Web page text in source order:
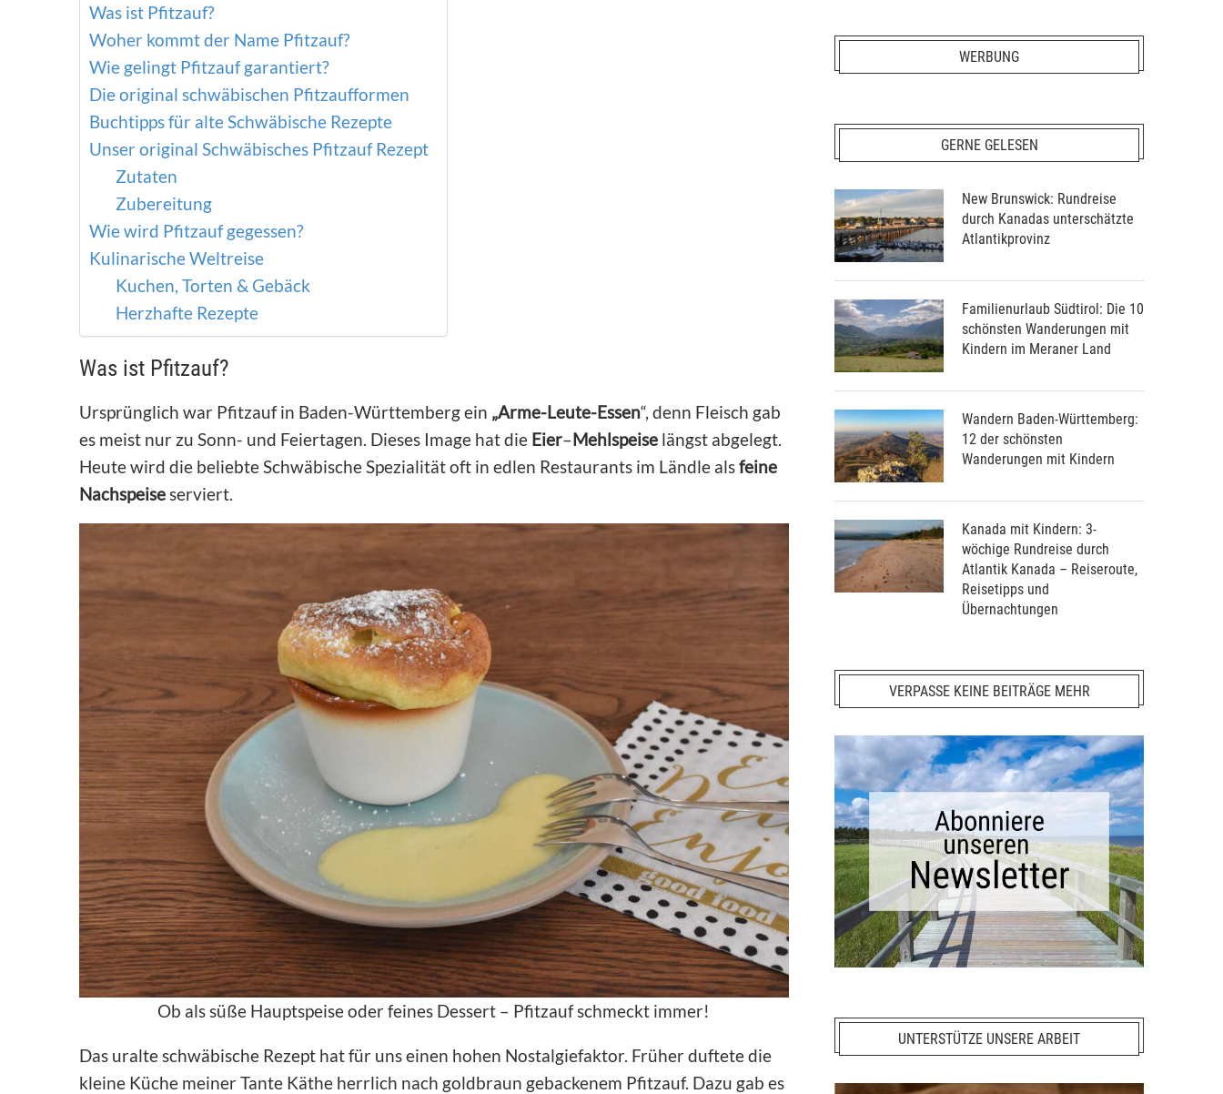
Was ist Pfitzauf?
Woher kommt der Name Pfitzauf?
Wie gelingt Pfitzauf garantiert?
Die original schwäbischen Pfitzaufformen
Buchtipps für alte Schwäbische Rezepte
Unser original Schwäbisches Pfitzauf Rezept
Zutaten
Zubereitung
Wie wird Pfitzauf gegessen?
Kulinarische Weltreise
Kuchen, Torten & Gebäck
Herzhafte Rezepte
Was ist Pfitzauf?
Ursprünglich war Pfitzauf in Baden-Württemberg ein „Arme-Leute-Essen“, denn Fleisch gab
es meist nur zu Sonn- und Feiertagen. Dieses Image hat die Eier–Mehlspeise längst abgelegt.
Heute wird die beliebte Schwäbische Spezialität oft in edlen Restaurants im Ländle alsfeine
Nachspeise serviert.
Ob als süße Hauptspeise oder feines Dessert – Pfitzauf schmeckt immer!
Das uralte schwäbische Rezept hat für uns einen hohen Nostalgiefaktor. Früher duftete die
kleine Küche meiner Tante Käthe herrlich nach goldbraun gebackenem Pfitzauf. Dazu gab es
WERBUNG
GERNE GELESEN
New Brunswick: Rundreise
durch Kanadas unterschätzte
Atlantikprovinz
Familienurlaub Südtirol: Die 10
schönsten Wanderungen mit
Kindern im Meraner Land
Wandern Baden-Württemberg:
12 der schönsten
Wanderungen mit Kindern
Kanada mit Kindern: 3-
wöchige Rundreise durch
Atlantik Kanada – Reiseroute,
Reisetipps und
Übernachtungen
VERPASSE KEINE BEITRÄGE MEHR
UNTERSTÜTZE UNSERE ARBEIT